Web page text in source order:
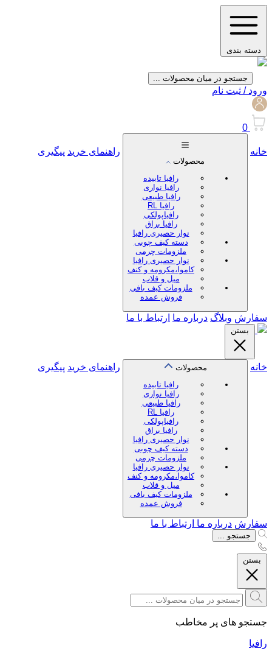
دسته بندی
جستجو در میان محصولات ...
ورود / ثبت نام
0
خانه
محصولات
رافیا تابیده
رافیا نواری
رافیا طبیعی
رافیا RL
رافیاپولکی
رافیا براق
نوار حصیری رافیا
دسته کیف چوبی
ملزومات چرمی
نوار حصیری رافیا
کاموا،مکرومه و کنف
میل و قلاب
ملزومات کیف بافی
فروش عمده
راهنمای خرید پیگیری
سفارش وبلاگ درباره ما ارتباط با ما
بستن
خانه
محصولات
رافیا تابیده
رافیا نواری
رافیا طبیعی
رافیا RL
رافیاپولکی
رافیا براق
نوار حصیری رافیا
دسته کیف چوبی
ملزومات چرمی
نوار حصیری رافیا
کاموا،مکرومه و کنف
میل و قلاب
ملزومات کیف بافی
فروش عمده
راهنمای خرید پیگیری
سفارش درباره ما ارتباط با ما
جستجو ...
بستن
جستجو های پر مخاطب
رافیا